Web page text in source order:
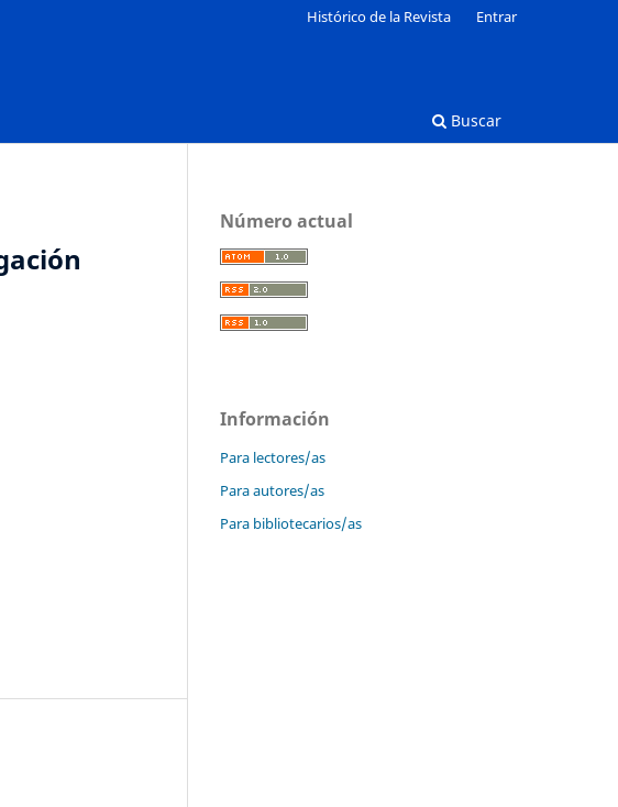
Buscar
Histórico de la Revista Entrar
Número actual
Información
Para lectores/as
Para autores/as
Para bibliotecarios/as